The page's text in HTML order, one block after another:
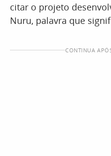
citar o projeto
Nuru, palavra que
CONTINUA